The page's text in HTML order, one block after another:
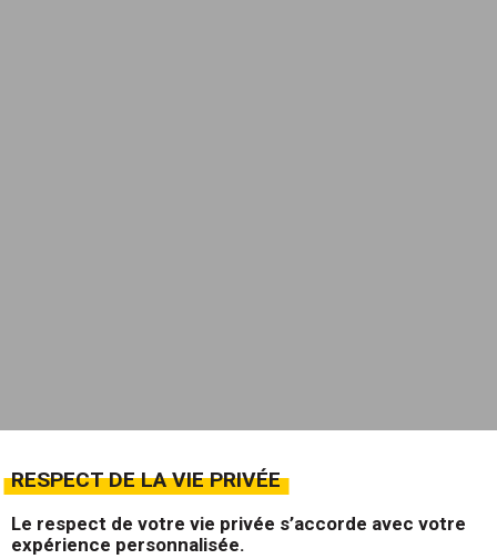
RESPECT DE LA VIE PRIVÉE
Le respect de votre vie privée s’accorde avec votre
expérience personnalisée.